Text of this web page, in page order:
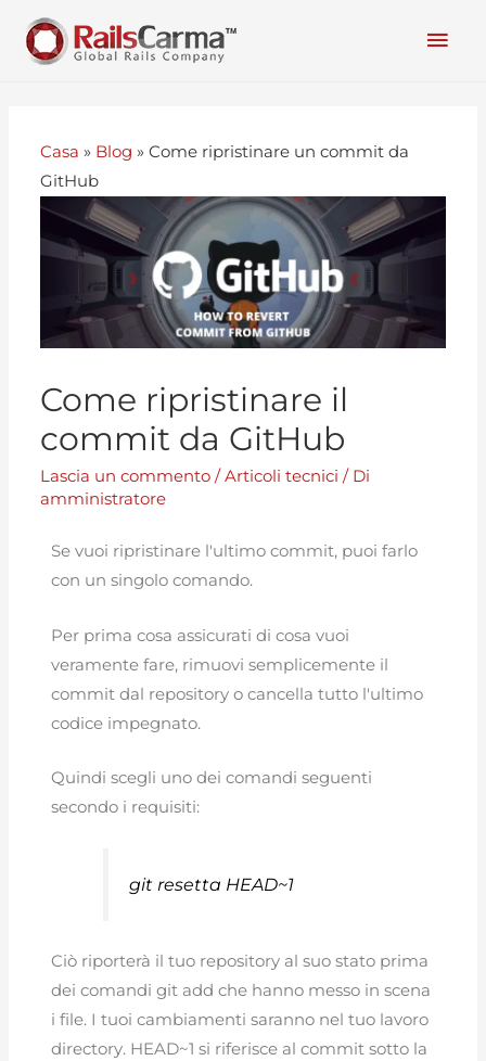
Casa » Blog »Come ripristinare un commit da
GitHub
Come ripristinare il
commit da GitHub
Lascia un commento /Articoli tecnici / Di
amministratore
Se vuoi ripristinare l'ultimo commit, puoi farlo
con un singolo comando.
Per prima cosa assicurati di cosa vuoi
veramente fare, rimuovi semplicemente il
commit dal repository o cancella tutto l'ultimo
codice impegnato.
Quindi scegli uno dei comandi seguenti
secondo i requisiti:
git resetta HEAD~1
Ciò riporterà il tuo repository al suo stato prima
dei comandi git add che hanno messo in scena
i file. I tuoi cambiamenti saranno nel tuo lavoro
directory. HEAD~1 si riferisce al commit sotto la